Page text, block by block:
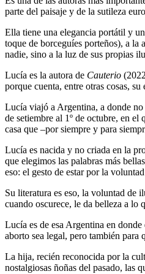
parte del paisaje y de la sutileza
Ella tiene una elegancia portátil y
toque de borceguíes porteños), a
nadie, sino a la luz de sus propias
Lucía es la autora de Cauterio
porque cuenta, entre otras cosas,
Lucía viajó a Argentina, a donde
de setiembre al 1º de octubre, en
casa que –por siempre y para
Lucía es nacida y no criada en la
que elegimos las palabras más
eso: el gesto de estar por la
Su literatura es eso, la voluntad de
cuando oscurece, le da belleza a lo
Lucía es de esa Argentina en
aborto sea legal, pero también para
La hija, recién reconocida por la
nostalgiosas ñoñas del pasado, las